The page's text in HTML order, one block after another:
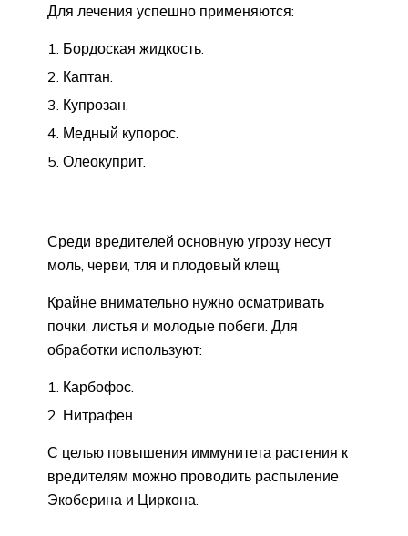
Для лечения успешно применяются:
Бордоская жидкость.
Каптан.
Купрозан.
Медный купорос.
Олеокуприт.
Среди вредителей основную угрозу несут
моль, черви, тля и плодовый клещ.
Крайне внимательно нужно осматривать
почки, листья и молодые побеги. Для
обработки используют:
Карбофос.
Нитрафен.
С целью повышения иммунитета растения к
вредителям можно проводить распыление
Экоберина и Циркона.